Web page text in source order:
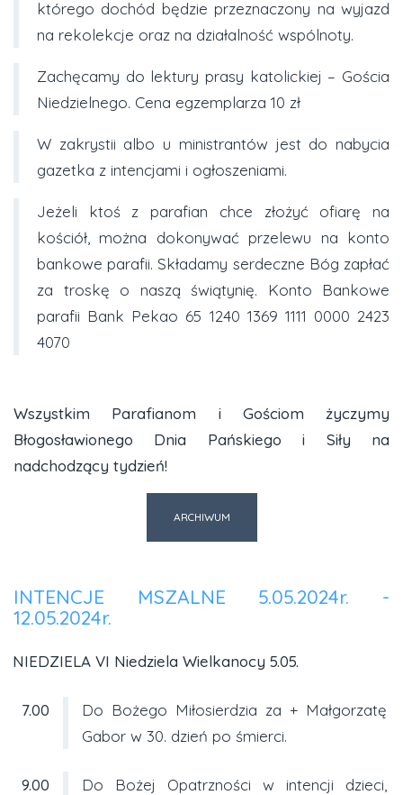
którego dochód będzie przeznaczony na wyjazd
na rekolekcje oraz na działalność wspólnoty.
Zachęcamy do lektury prasy katolickiej – Gościa
Niedzielnego. Cena egzemplarza 10 zł
W zakrystii albo u ministrantów jest do nabycia
gazetka z intencjami i ogłoszeniami.
Jeżeli ktoś z parafian chce złożyć ofiarę na
kościół, można dokonywać przelewu na konto
bankowe parafii. Składamy serdeczne Bóg zapłać
za troskę o naszą świątynię. Konto Bankowe
parafii Bank Pekao 65 1240 1369 1111 0000 2423
4070
Wszystkim Parafianom i Gościom życzymy
Błogosławionego Dnia Pańskiego i Siły na
nadchodzący tydzień!
ARCHIWUM
INTENCJE MSZALNE 5.05.2024r. -
12.05.2024r.
NIEDZIELA VI Niedziela Wielkanocy 5.05.
7.00
Do Bożego Miłosierdzia za + Małgorzatę
Gabor w 30. dzień po śmierci.
9.00
Do Bożej Opatrzności w intencji dzieci,